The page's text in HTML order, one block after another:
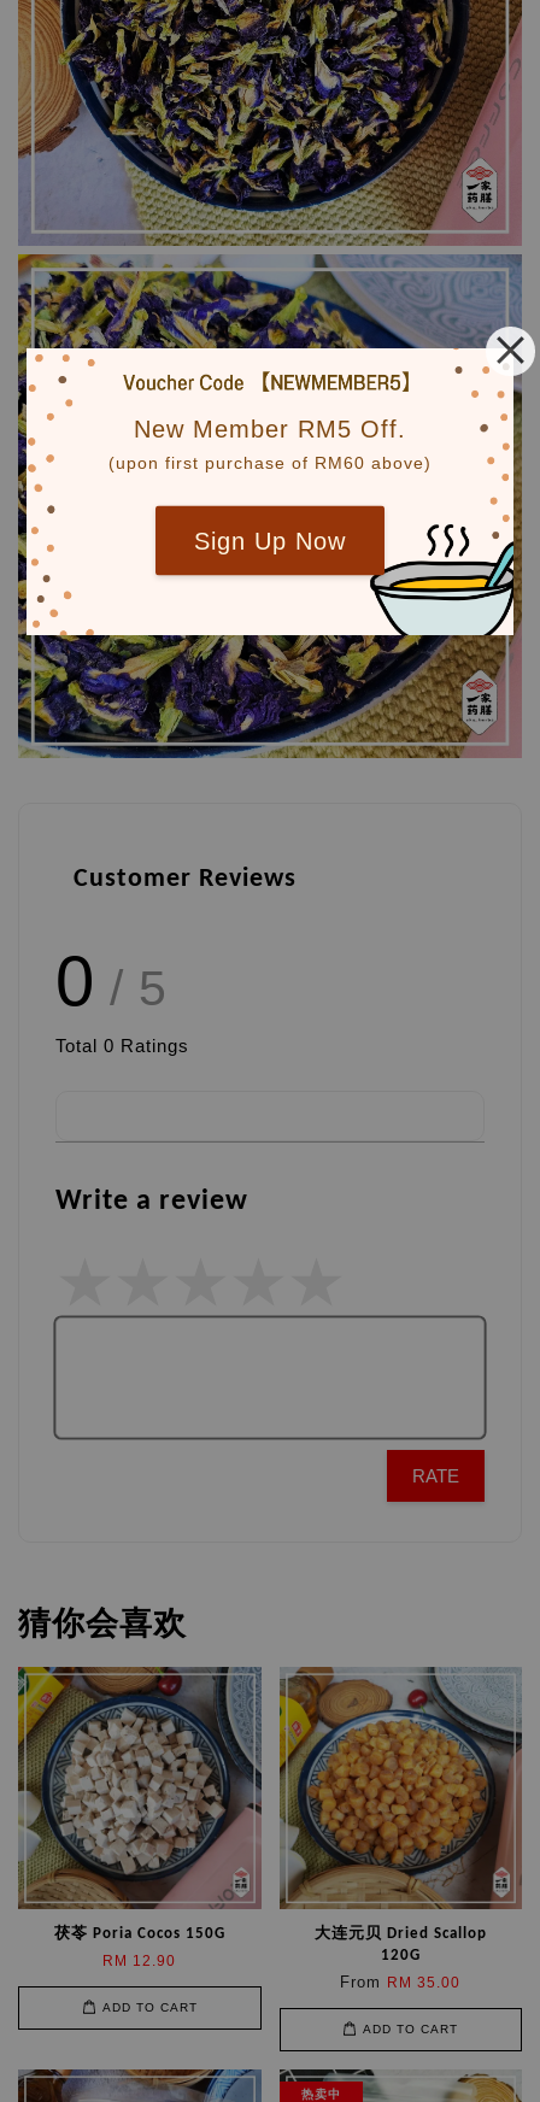
New Member RM5 Off.
(upon first purchase of RM60 above)
Sign Up Now
Customer Reviews
0 / 5
Total 0 Ratings
Write a review
RATE
猜你会喜欢
茯苓 Poria Cocos 150G
RM 12.90
ADD TO CART
大连元贝 Dried Scallop
120G
From RM 35.00
ADD TO CART
热卖中